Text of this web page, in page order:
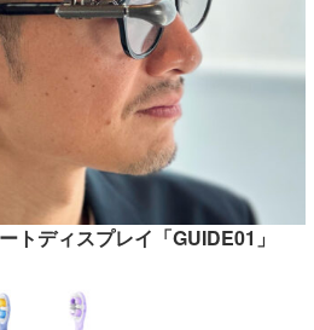
ディスプレイ「GUIDE01」